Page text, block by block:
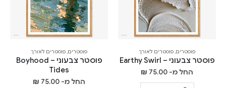
פוסטרים,פוסטרים לאורך
פוסטר צבעוני – Earthy Swirl
החל מ- ₪ 75.00
פוסטרים,פוסטרים לאורך
פוסטר צבעוני – Boyhood
Tides
החל מ- ₪ 75.00